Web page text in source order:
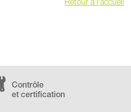
Retour à l'accueil
Contrôle
et certification